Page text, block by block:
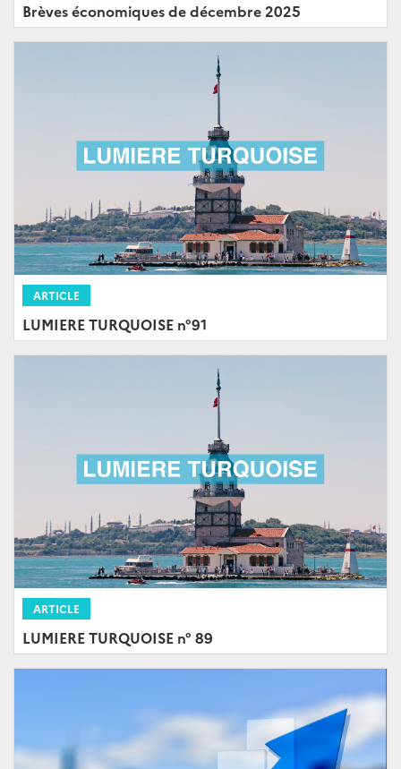
Brèves économiques de décembre 2025
ARTICLE
LUMIERE TURQUOISE n°91
ARTICLE
LUMIERE TURQUOISE n° 89